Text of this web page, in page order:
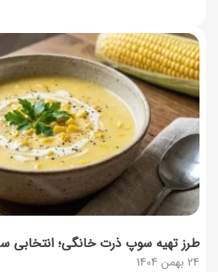
24 بهمن 1404
طرز تهیه سوپ ذرت خانگی؛ انتخابی